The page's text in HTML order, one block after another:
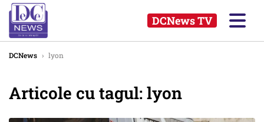
DCNews TV
DCNews › lyon
Articole cu tagul: lyon